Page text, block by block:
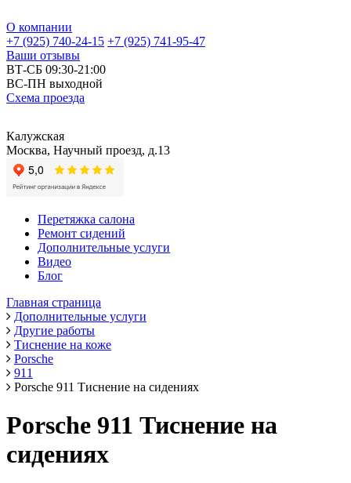
О компании
+7 (925) 740-24-15 +7 (925) 741-95-47
Ваши отзывы
ВТ-СБ 09:30-21:00
ВС-ПН выходной
Схема проезда
Калужская
Москва, Научный проезд, д.13
Перетяжка салона
Ремонт сидений
Дополнительные услуги
Видео
Блог
Главная страница
Дополнительные услуги
Другие работы
Тиснение на коже
Porsche
911
Porsche 911 Тиснение на сидениях
Porsche 911 Тиснение на
сидениях